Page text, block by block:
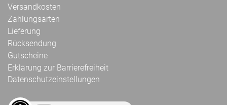
Versandkosten
Zahlungsarten
Lieferung
Rücksendung
Gutscheine
Erklärung zur Barrierefreiheit
Datenschutzeinstellungen